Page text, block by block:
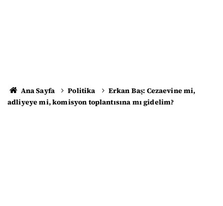
Ana Sayfa Politika
Erkan Baş: Cezaevine mi,
adliyeye mi, komisyon toplantısına mı gidelim?